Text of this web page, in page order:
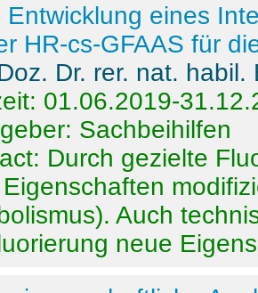
Entwicklung eines
HR-cs-GFAAS für
Dr. rer. nat.
01.06.2019-
Sachbeihilfen
Durch gezielte
Auch
neue